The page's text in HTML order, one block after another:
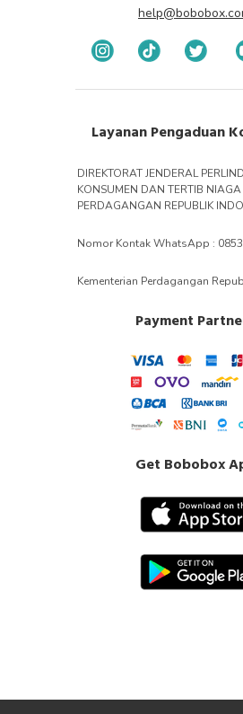
Layanan Pengaduan
Payment
Get Bobobox
DIREKTORAT JENDERAL
KONSUMEN DAN TERTIB NIAGA
PERDAGANGAN REPUBLIK
Kementerian Perdagangan
Nomor Kontak WhatsApp :